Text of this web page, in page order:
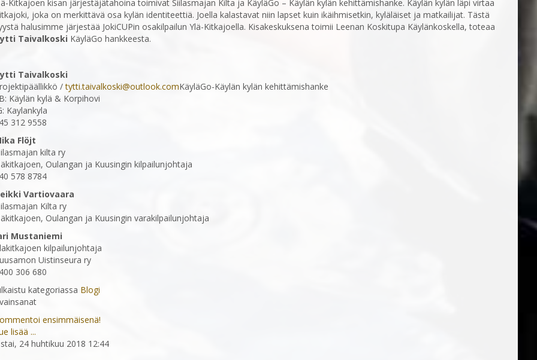
Kitkajoen kisan järjestäjätahoina toimivat Siilasmajan Kilta ja KäyläGo – Käylän kylän kehittämishanke. Käylän kylän läpi virtaa
joka on merkittävä osa kylän identiteettiä. Joella kalastavat niin lapset kuin ikäihmisetkin, kyläläiset ja matkailijat. Tästä
halusimme järjestää JokiCUPin osakilpailun Ylä-Kitkajoella. Kisakeskuksena toimii Leenan Koskitupa Käylänkoskella, toteaa
Taivalkoski KäyläGo hankkeesta.
Taivalkoski
/tytti.taivalkoski@outlook.comKäyläGo-Käylän kylän kehittämishanke
Käylän kylä & Korpihovi
Kaylankyla
312 9558
Flöjt
kilta ry
Oulangan ja Kuusingin kilpailunjohtaja
578 8784
Vartiovaara
Kilta ry
Oulangan ja Kuusingin varakilpailunjohtaja
Mustaniemi
kilpailunjohtaja
Uistinseura ry
306 680
kategoriassa Blogi
ensimmäisenä!
lisää ...
24 huhtikuu 2018 12:44